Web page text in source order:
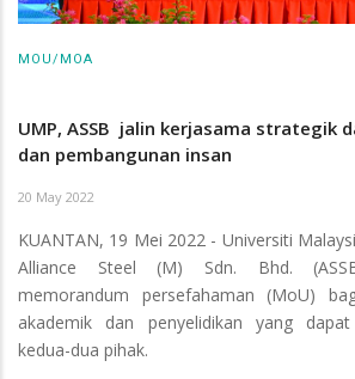
MOU/MOA
UMP, ASSB jalin kerjasama strategik
dan pembangunan insan
20 May 2022
KUANTAN, 19 Mei 2022 - Universiti
Alliance Steel (M) Sdn. Bhd.
memorandum persefahaman (MoU)
akademik dan penyelidikan yang
kedua-dua pihak.